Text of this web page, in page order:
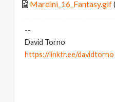
Mardini_16_Fantasy.gif
--
David Torno
https://linktr.ee/davidtorno